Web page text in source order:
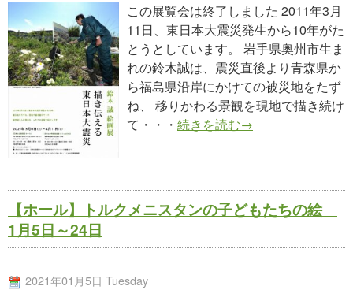
この展覧会は終了しました 2011年3月
11日、東日本大震災発生から10年がた
とうとしています。 岩手県奥州市生ま
れの鈴木誠は、震災直後より青森県か
ら福島県沿岸にかけての被災地をたず
ね、 移りかわる景観を現地で描き続け
て・・・ 続きを読む→
【ホール】トルクメニスタンの子どもたちの絵
1月5日～24日
2021年01月5日 Tuesday